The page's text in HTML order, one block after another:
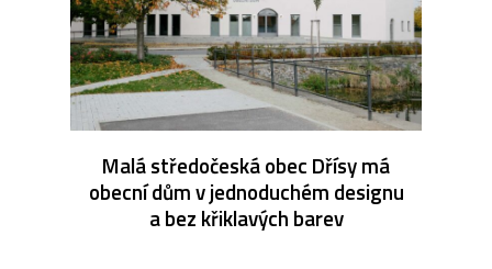
Malá středočeská obec Dřísy má
obecní dům v jednoduchém designu
a bez křiklavých barev